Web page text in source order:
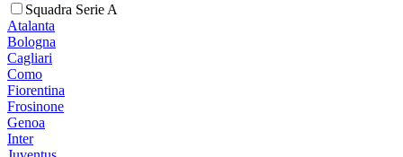
Squadra Serie A
Atalanta
Bologna
Cagliari
Como
Fiorentina
Frosinone
Genoa
Inter